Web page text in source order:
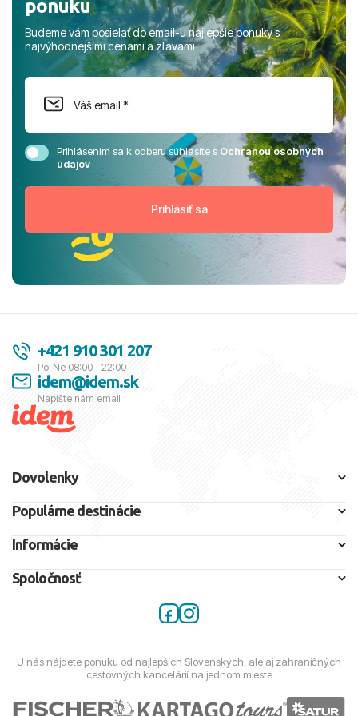
ponuku
Budeme vám posielať do email-u najlepšie ponuky s
najvýhodnejšími cenami a zľavami
Prihlásením sa k odberu súhlasíte sOchranou osobných
údajov
+421 910 301 207
Po-Ne 08:00 - 22:00
idem@idem.sk
Napíšte nám email
Dovolenky
Populárne destinácie
Informácie
Spoločnosť
U nás nájdete ponuku od najlepších Slovenských, ale aj zahraničných
cestovných kancelárií na jednom mieste